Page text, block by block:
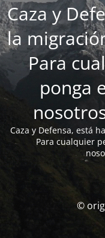
Caza y
la
Para
ponga
Caza y Defensa, está
Para cualquier
©